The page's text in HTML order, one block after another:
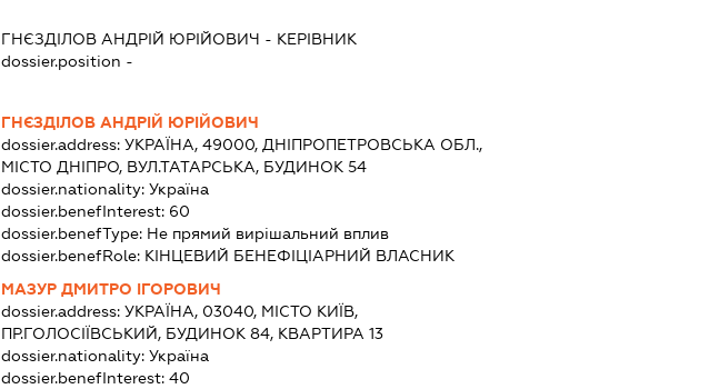
ГНЄЗДІЛОВ АНДРІЙ ЮРІЙОВИЧ - КЕРІВНИК
dossier.position -
ГНЄЗДІЛОВ АНДРІЙ ЮРІЙОВИЧ
dossier.address:УКРАЇНА, 49000, ДНІПРОПЕТРОВСЬКА ОБЛ.,
МІСТО ДНІПРО, ВУЛ.ТАТАРСЬКА, БУДИНОК 54
dossier.nationality:Україна
dossier.benefInterest: 60
dossier.benefType: Не прямий вирішальний вплив
dossier.benefRole: КІНЦЕВИЙ БЕНЕФІЦІАРНИЙ ВЛАСНИК
МАЗУР ДМИТРО ІГОРОВИЧ
dossier.address:УКРАЇНА, 03040, МІСТО КИЇВ,
ПР.ГОЛОСІЇВСЬКИЙ, БУДИНОК 84, КВАРТИРА 13
dossier.nationality:Україна
dossier.benefInterest:40